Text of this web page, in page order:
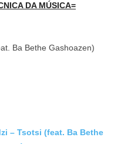
DA MÚSICA=
Ba Bethe Gashoazen)
– Tsotsi (feat. Ba Bethe